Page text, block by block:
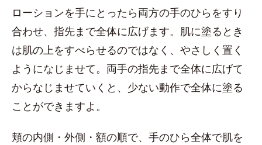
ローションを手にとったら両方の手のひらをすり
合わせ、指先まで全体に広げます。肌に塗るとき
は肌の上をすべらせるのではなく、やさしく置く
ようになじませて。両手の指先まで全体に広げて
からなじませていくと、少ない動作で全体に塗る
ことができますよ。
頬の内側・外側・額の順で、手のひら全体で肌を